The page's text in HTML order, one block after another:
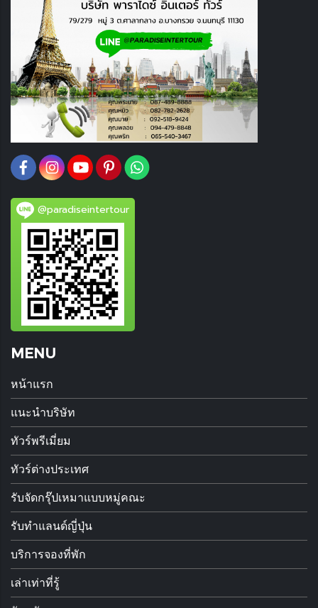
@paradiseintertour
MENU
หน้าแรก
แนะนำบริษัท
ทัวร์พรีเมี่ยม
ทัวร์ต่างประเทศ
รับจัดกรุ๊ปเหมาแบบหมู่คณะ
รับทำแลนด์ญี่ปุ่น
บริการจองที่พัก
เล่าเท่าที่รู้